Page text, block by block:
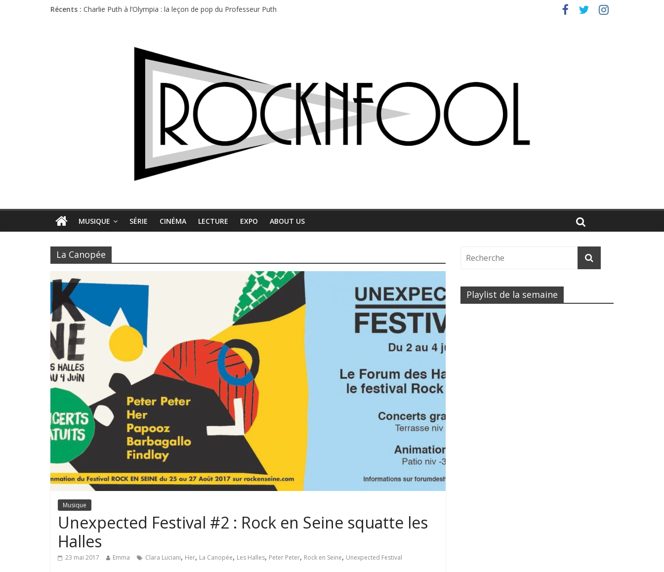
Récents : Charlie Puth à l’Olympia : la leçon de pop du Professeur Puth
Première édition du Midgard Festival : entre bière, métal et tatouages
MUSIQUE SÉRIE CINÉMA LECTURE EXPO ABOUT US
La Canopée
Musique
Unexpected Festival #2 : Rock en Seine squatte les
Halles
23 mai 2017 Emma Clara Luciani, Her, La Canopée, Les Halles, Peter Peter, Rock en Seine, Unexpected Festival
Playlist de la semaine